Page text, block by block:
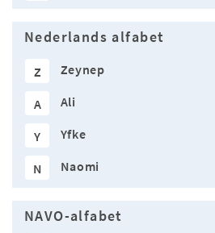
Nederlands alfabet
Z Zeynep
A Ali
Y Yfke
N Naomi
NAVO-alfabet